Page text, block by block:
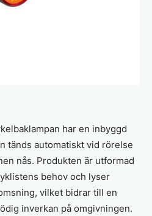
har en inbyggd
tänds automatiskt vid rörelse
nås. Produkten är utformad
behov och lyser
vilket bidrar till en
inverkan på omgivningen.